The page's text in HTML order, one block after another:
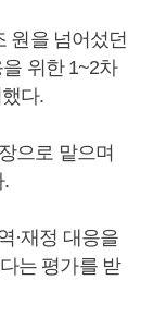
원을 넘어섰던
위한 1~2차
다.
으로 맡으며
.
·재정 대응을
는 평가를 받